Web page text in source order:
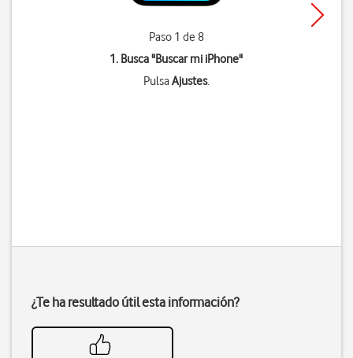
Paso 1 de 8
1. Busca "Buscar mi iPhone"
PulsaAjustes.
¿Te ha resultado útil esta información?